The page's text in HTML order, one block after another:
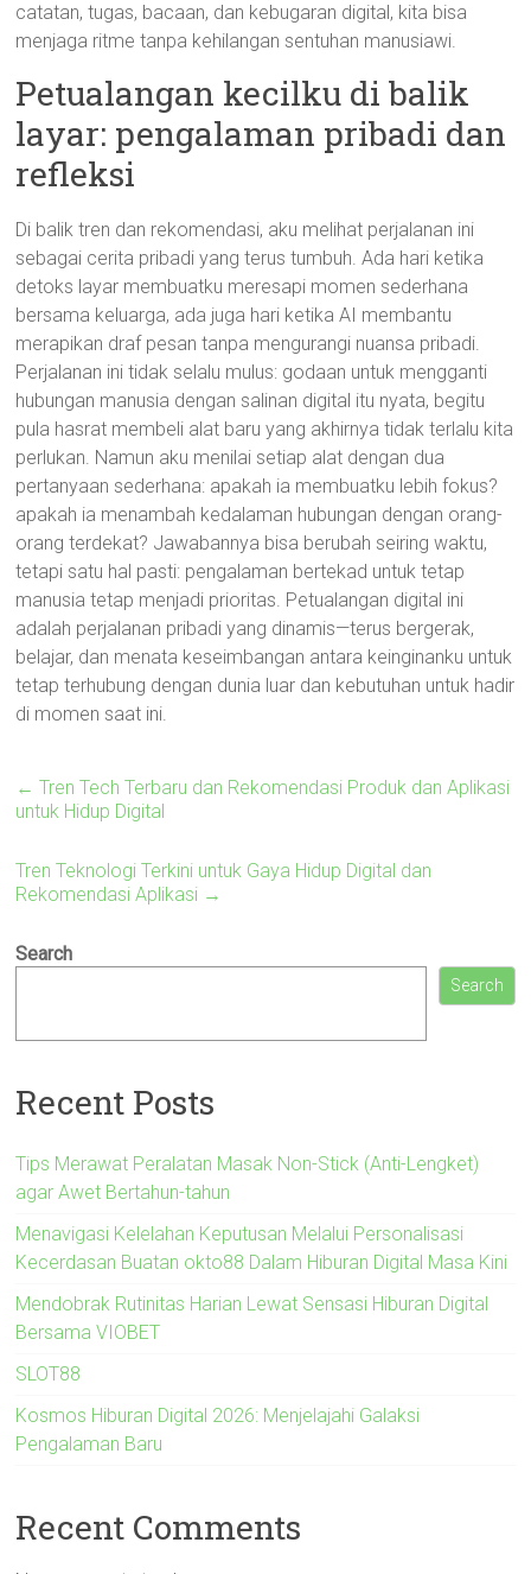
catatan, tugas, bacaan, dan kebugaran digital, kita bisa
menjaga ritme tanpa kehilangan sentuhan manusiawi.
Petualangan kecilku di balik
layar: pengalaman pribadi dan
refleksi
Di balik tren dan rekomendasi, aku melihat perjalanan ini
sebagai cerita pribadi yang terus tumbuh. Ada hari ketika
detoks layar membuatku meresapi momen sederhana
bersama keluarga, ada juga hari ketika AI membantu
merapikan draf pesan tanpa mengurangi nuansa pribadi.
Perjalanan ini tidak selalu mulus: godaan untuk mengganti
hubungan manusia dengan salinan digital itu nyata, begitu
pula hasrat membeli alat baru yang akhirnya tidak terlalu kita
perlukan. Namun aku menilai setiap alat dengan dua
pertanyaan sederhana: apakah ia membuatku lebih fokus?
apakah ia menambah kedalaman hubungan dengan orang-
orang terdekat? Jawabannya bisa berubah seiring waktu,
tetapi satu hal pasti: pengalaman bertekad untuk tetap
manusia tetap menjadi prioritas. Petualangan digital ini
adalah perjalanan pribadi yang dinamis—terus bergerak,
belajar, dan menata keseimbangan antara keinginanku untuk
tetap terhubung dengan dunia luar dan kebutuhan untuk hadir
di momen saat ini.
← Tren Tech Terbaru dan Rekomendasi Produk dan Aplikasi
untuk Hidup Digital
Tren Teknologi Terkini untuk Gaya Hidup Digital dan
Rekomendasi Aplikasi →
Search
Search
Recent Posts
Tips Merawat Peralatan Masak Non-Stick (Anti-Lengket)
agar Awet Bertahun-tahun
Menavigasi Kelelahan Keputusan Melalui Personalisasi
Kecerdasan Buatan okto88 Dalam Hiburan Digital Masa Kini
Mendobrak Rutinitas Harian Lewat Sensasi Hiburan Digital
Bersama VIOBET
SLOT88
Kosmos Hiburan Digital 2026: Menjelajahi Galaksi
Pengalaman Baru
Recent Comments